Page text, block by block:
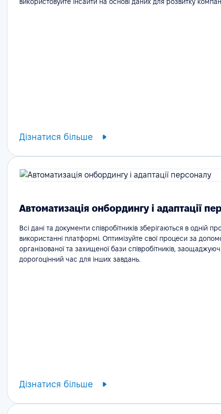
Дізнатися більше
Автоматизація онбордингу і адаптації
Всі дані та документи співробітників зберігаються в одній
використанні платформі. Оптимізуйте свої процеси за
організованої та захищеної бази співробітників,
дорогоцінний час для інших завдань.
Дізнатися більше